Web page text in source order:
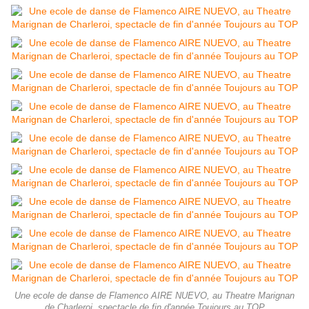
Une ecole de danse de Flamenco AIRE NUEVO, au Theatre Marignan